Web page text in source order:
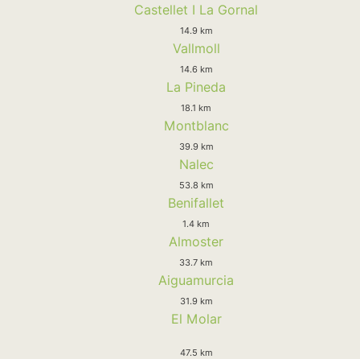
Castellet I La Gornal
14.9 km
Vallmoll
14.6 km
La Pineda
18.1 km
Montblanc
39.9 km
Nalec
53.8 km
Benifallet
1.4 km
Almoster
33.7 km
Aiguamurcia
31.9 km
El Molar
47.5 km